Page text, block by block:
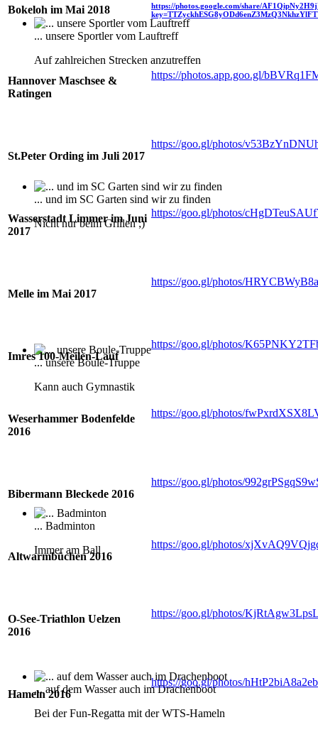
... unsere Sportler vom Lauftreff
Auf zahlreichen Strecken anzutreffen
... und im SC Garten sind wir zu finden
Nicht nur beim Grillen ;)
... unsere Boule-Truppe
Kann auch Gymnastik
... Badminton
Immer am Ball
... auf dem Wasser auch im Drachenboot
Bei der Fun-Regatta mit der WTS-Hameln
Bokeloh im Mai 2018
https://photos.google.com/share/
Hannover Maschsee &
Ratingen
https://photos.app.goo.gl/
St.Peter Ording im Juli 2017
https://goo.gl/photos/
Wasserstadt Limmer im Juni
2017
https://goo.gl/photos/
Melle im Mai 2017
https://goo.gl/photos/
Imres 100-Meilen-Lauf
https://goo.gl/photos/
Weserhammer Bodenfelde
2016
https://goo.gl/photos/
Bibermann Bleckede 2016
https://goo.gl/photos/
Altwarmbüchen 2016
https://goo.gl/photos/
O-See-Triathlon Uelzen
2016
https://goo.gl/photos/
Hameln 2016
https://goo.gl/photos/